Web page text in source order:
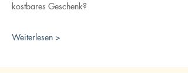
kostbares Geschenk?
Weiterlesen >